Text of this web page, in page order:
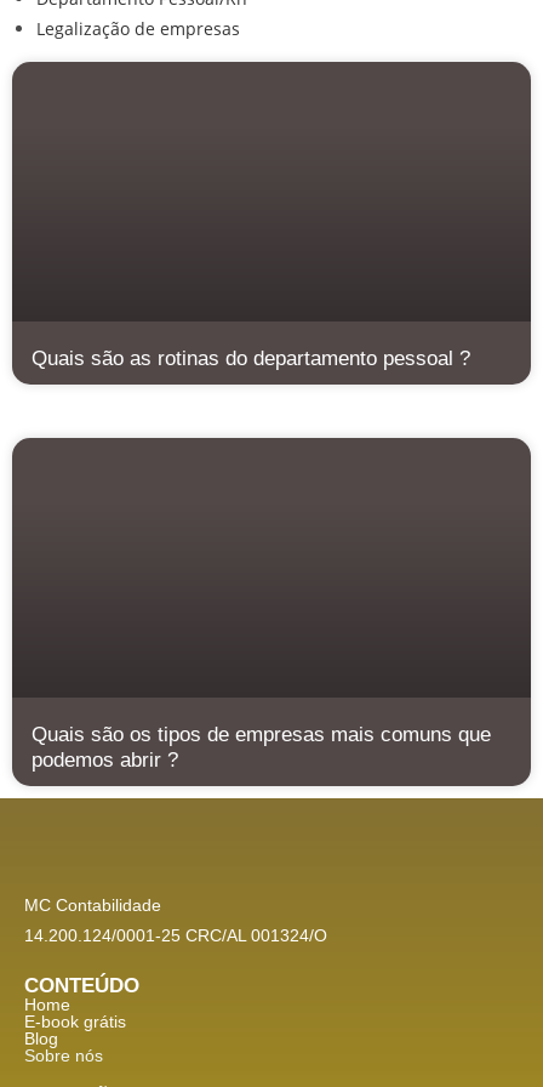
Legalização de empresas
Quais são as rotinas do departamento pessoal ?
Quais são os tipos de empresas mais comuns que
podemos abrir ?
MC Contabilidade
14.200.124/0001-25 CRC/AL 001324/O
CONTEÚDO
Home
E-book grátis
Blog
Sobre nós